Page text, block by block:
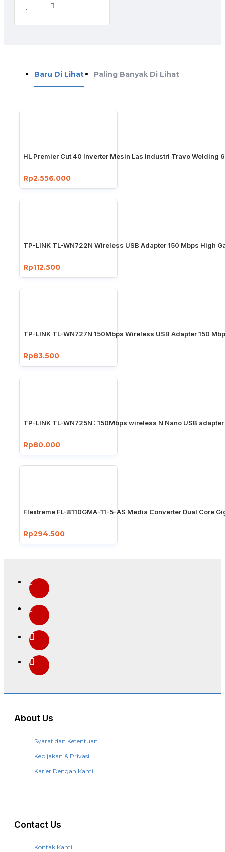
Baru Di Lihat Paling Banyak Di Lihat
HL Premier Cut 40 Inverter Mesin Las Industri Travo Welding
Rp2.556.000
TP-LINK TL-WN722N Wireless USB Adapter 150 Mbps High
Rp112.500
TP-LINK TL-WN727N 150Mbps Wireless USB Adapter 150
Rp83.500
TP-LINK TL-WN725N : 150Mbps wireless N Nano USB adapter
Rp80.000
Flextreme FL-8110GMA-11-5-AS Media Converter Dual Core
Rp294.500
About Us
Syarat dan Ketentuan
Kebijakan & Privasi
Karier Dengan Kami
Contact Us
Kontak Kami